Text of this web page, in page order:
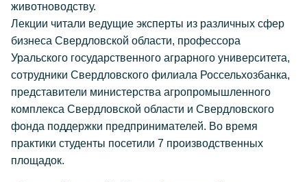
животноводству.
Лекции читали ведущие эксперты из различных сфер
бизнеса Свердловской области, профессора
Уральского государственного аграрного университета,
сотрудники Свердловского филиала Россельхозбанка,
представители министерства агропромышленного
комплекса Свердловской области и Свердловского
фонда поддержки предпринимателей. Во время
практики студенты посетили 7 производственных
площадок.